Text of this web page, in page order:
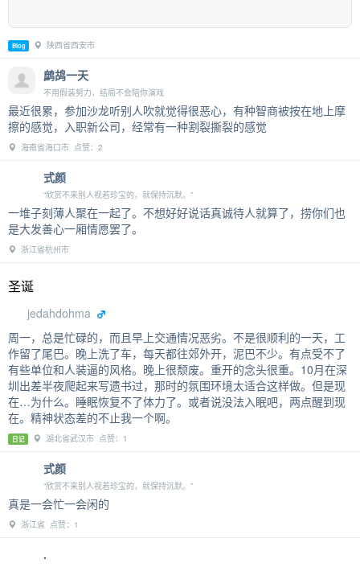
Blog 陕西省西安市
鹧鸪一天
不用假装努力，结局不会陪你演戏
最近很累，参加沙龙听别人吹就觉得很恶心，有种智商被按在地上摩
擦的感觉，入职新公司，经常有一种割裂撕裂的感觉
海南省海口市 点赞：2
式颜
“欣赏不来别人视若珍宝的，就保持沉默。”
一堆子刻薄人聚在一起了。不想好好说话真诚待人就算了，捞你们也
是大发善心一厢情愿罢了。
浙江省杭州市
圣诞
jedahdohma
周一，总是忙碌的，而且早上交通情况恶劣。不是很顺利的一天，工
作留了尾巴。晚上洗了车，每天都往郊外开，泥巴不少。有点受不了
有些单位和人装逼的风格。晚上很颓废。重开的念头很重。10月在深
圳出差半夜爬起来写遗书过，那时的氛围环境太适合这样做。但是现
在…为什么。睡眠恢复不了体力了。或者说没法入眠吧，两点醒到现
在。精神状态差的不止我一个啊。
日记 湖北省武汉市 点赞：1
式颜
“欣赏不来别人视若珍宝的，就保持沉默。”
真是一会忙一会闲的
浙江省 点赞：1
.